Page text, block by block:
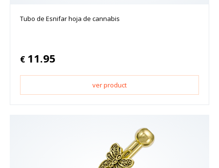
Tubo de Esnifar hoja de cannabis
€ 11.95
ver product